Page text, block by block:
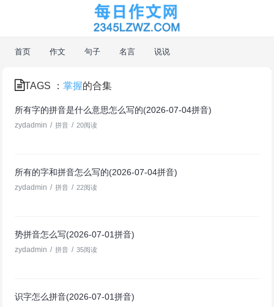
首页 作文 句子 名言 说说
TAGS ：掌握的合集
所有字的拼音是什么意思怎么写的(2026-07-04拼音)
zydadmin / 拼音 / 20阅读
所有的字和拼音怎么写的(2026-07-04拼音)
zydadmin / 拼音 / 22阅读
势拼音怎么写(2026-07-01拼音)
zydadmin / 拼音 / 35阅读
识字怎么拼音(2026-07-01拼音)